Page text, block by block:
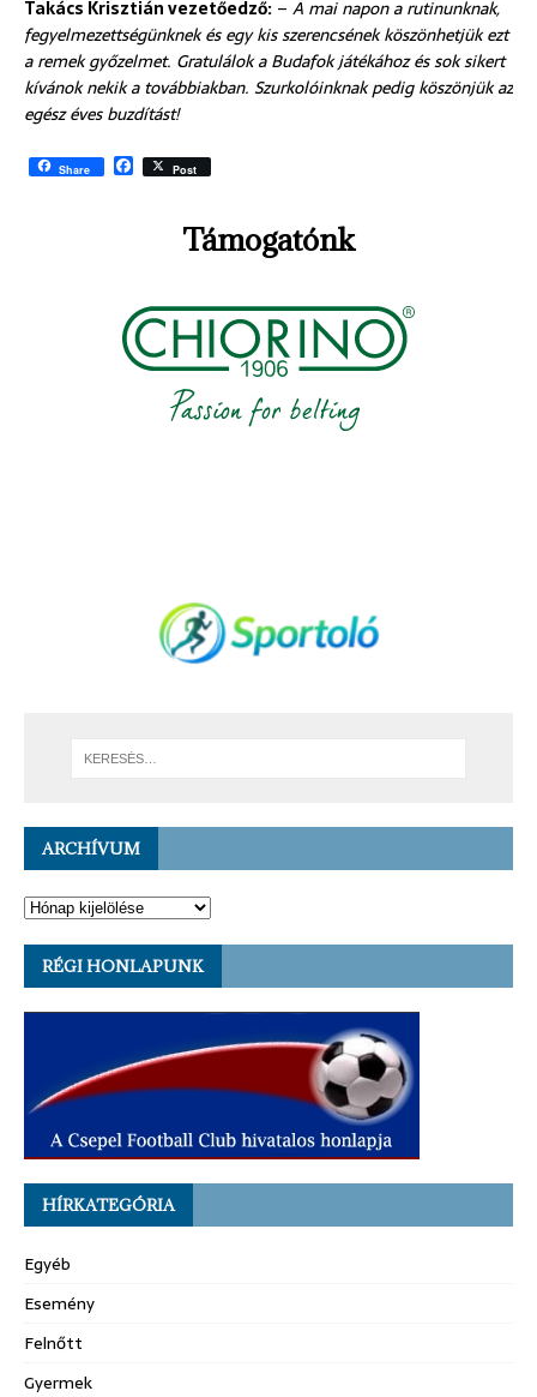
Takács Krisztián vezetőedző: – A mai napon a rutinunknak,
fegyelmezettségünknek és egy kis szerencsének köszönhetjük ezt
a remek győzelmet. Gratulálok a Budafok játékához és sok sikert
kívánok nekik a továbbiakban. Szurkolóinknak pedig köszönjük az
egész éves buzdítást!
Share F
a
k
Post
Támogatónk
ARCHÍVUM
RÉGI HONLAPUNK
HÍRKATEGÓRIA
Egyéb
Esemény
Felnőtt
Gyermek